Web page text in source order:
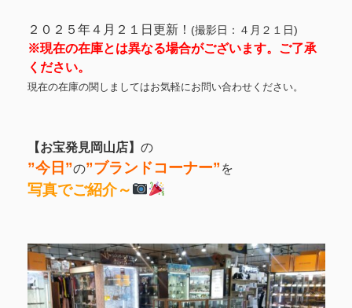
２０２５年４月２１日更新！ (撮影日：４月２１日)
※現在の在庫とは異なる場合がございます。ご了承
ください。
現在の在庫の関しましてはお気軽にお問い合わせください。
【お宝発見岡山店】 の
”今日”の”ブランドコーナー”を
写真でご紹介～